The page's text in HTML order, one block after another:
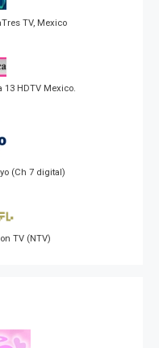
TV, Mexico
HDTV Mexico.
(Ch 7 digital)
TV (NTV)